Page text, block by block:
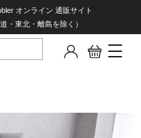
オンライン 通販サイト
・東北・離島を除く）